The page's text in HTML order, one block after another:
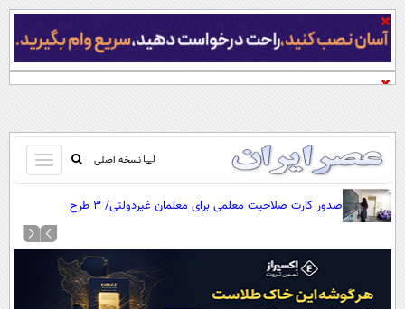
نسخه اصلی
باز
و
کردن
منو
صفحه اول
آرشیو
نظرسنجی
صدور کارت صلاحیت معلمی برای معلمان غیردولتی/ ۳ طرح